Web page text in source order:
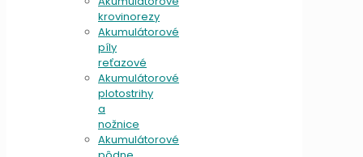
krovinorezy
Akumulátorové
píly
reťazové
Akumulátorové
plotostrihy
a
nožnice
Akumulátorové